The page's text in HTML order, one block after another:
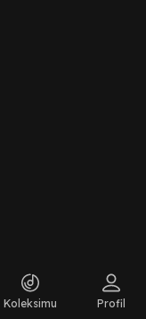
Koleksimu Profil